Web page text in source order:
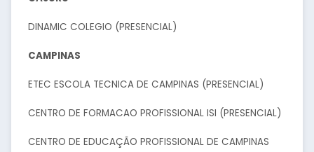
DINAMIC COLEGIO (PRESENCIAL)
CAMPINAS
ETEC ESCOLA TECNICA DE CAMPINAS (PRESENCIAL)
CENTRO DE FORMACAO PROFISSIONAL ISI (PRESENCIAL)
CENTRO DE EDUCAÇÃO PROFISSIONAL DE CAMPINAS